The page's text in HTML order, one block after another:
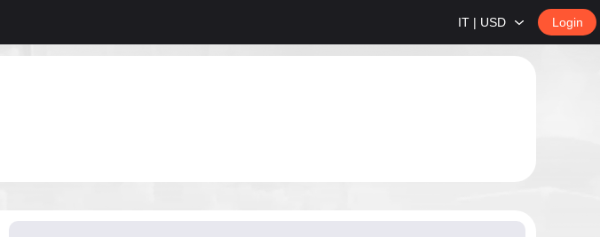
IT | USD Login